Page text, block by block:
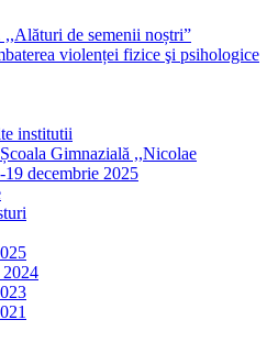
de semenii noștri”
violenței fizice şi psihologice
institutii
Gimnazială ,,Nicolae
decembrie 2025